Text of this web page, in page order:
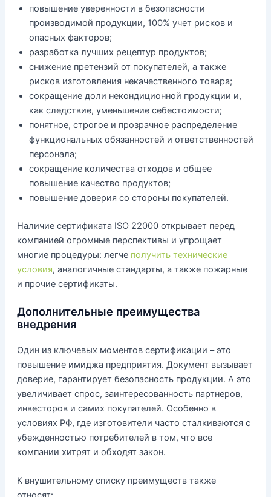
повышение уверенности в безопасности
производимой продукции, 100% учет рисков и
опасных факторов;
разработка лучших рецептур продуктов;
снижение претензий от покупателей, а также
рисков изготовления некачественного товара;
сокращение доли некондиционной продукции и,
как следствие, уменьшение себестоимости;
понятное, строгое и прозрачное распределение
функциональных обязанностей и ответственностей
персонала;
сокращение количества отходов и общее
повышение качество продуктов;
повышение доверия со стороны покупателей.
Наличие сертификата ISO 22000 открывает перед
компанией огромные перспективы и упрощает
многие процедуры: легче получить технические
условия, аналогичные стандарты, а также пожарные
и прочие сертификаты.
Дополнительные преимущества
внедрения
Один из ключевых моментов сертификации – это
повышение имиджа предприятия. Документ вызывает
доверие, гарантирует безопасность продукции. А это
увеличивает спрос, заинтересованность партнеров,
инвесторов и самих покупателей. Особенно в
условиях РФ, где изготовители часто сталкиваются с
убежденностью потребителей в том, что все
компании хитрят и обходят закон.
К внушительному списку преимуществ также